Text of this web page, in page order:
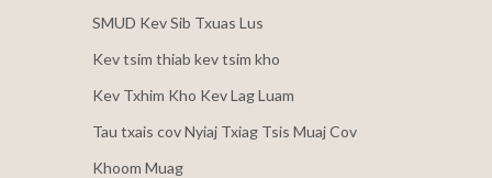
SMUD Kev Sib Txuas Lus
Kev tsim thiab kev tsim kho
Kev Txhim Kho Kev Lag Luam
Tau txais cov Nyiaj Txiag Tsis Muaj Cov
Khoom Muag